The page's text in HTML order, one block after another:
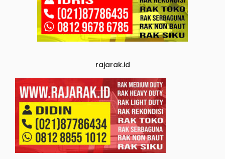
rajarak.id